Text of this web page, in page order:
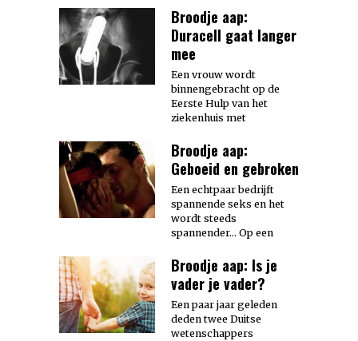
Broodje aap:
Duracell gaat langer
mee
Een vrouw wordt
binnengebracht op de
Eerste Hulp van het
ziekenhuis met
Broodje aap:
Geboeid en gebroken
Een echtpaar bedrijft
spannende seks en het
wordt steeds
spannender… Op een
Broodje aap: Is je
vader je vader?
Een paar jaar geleden
deden twee Duitse
wetenschappers